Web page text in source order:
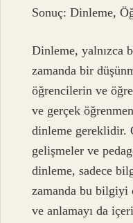
Sonuç: Dinleme,
Dinleme, yalnızca
zamanda bir
öğrencilerin ve
ve gerçek
dinleme gereklidir.
gelişmeler ve
dinleme, sadece
zamanda bu bilgiyi
ve anlamayı da